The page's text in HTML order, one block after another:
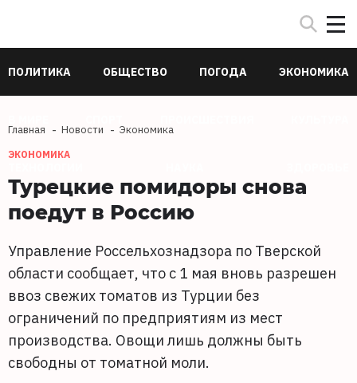
ПОЛИТИКА ОБЩЕСТВО ПОГОДА ЭКОНОМИКА
Главная Новости Экономика
ЭКОНОМИКА
Турецкие помидоры снова
поедут в Россию
Управление Россельхознадзора по Тверской
области сообщает, что с 1 мая вновь разрешен
ввоз свежих томатов из Турции без
ограничений по предприятиям из мест
производства. Овощи лишь должны быть
свободны от томатной моли.